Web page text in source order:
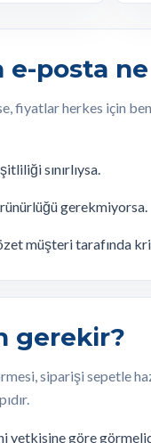
e-posta
fiyatlar herkes için
sınırlıysa.
gerekmiyorsa.
müşteri tarafında
gerekir?
siparişi sepetle
yetkisine göre